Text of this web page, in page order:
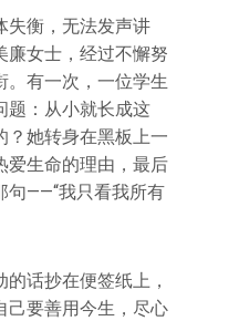
失衡，无法发声讲
廉女士，经过不懈努
。有一次，一位学生
题：从小就长成这
？她转身在黑板上一
爱生命的理由，最后
句——“我只看我所有
话抄在便签纸上，
己要善用今生，尽心